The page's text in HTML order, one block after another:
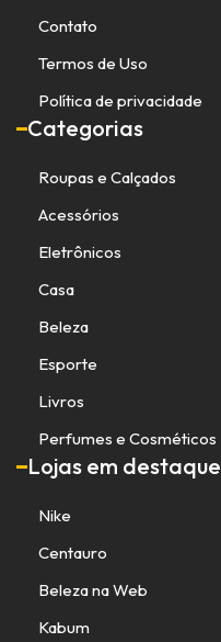
Contato
Termos de Uso
Política de privacidade
Categorias
Roupas e Calçados
Acessórios
Eletrônicos
Casa
Beleza
Esporte
Livros
Perfumes e Cosméticos
Lojas em destaque
Nike
Centauro
Beleza na Web
Kabum